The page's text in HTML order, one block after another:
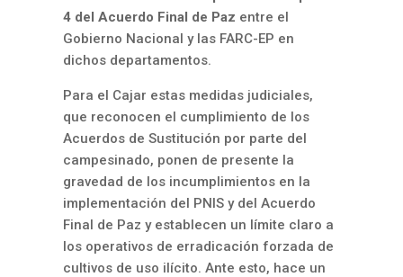
4 del Acuerdo Final de Paz entre el
Gobierno Nacional y las FARC-EP en
dichos departamentos.
Para el Cajar estas medidas judiciales,
que reconocen el cumplimiento de los
Acuerdos de Sustitución por parte del
campesinado, ponen de presente la
gravedad de los incumplimientos en la
implementación del PNIS y del Acuerdo
Final de Paz y establecen un límite claro a
los operativos de erradicación forzada de
cultivos de uso ilícito. Ante esto, hace un